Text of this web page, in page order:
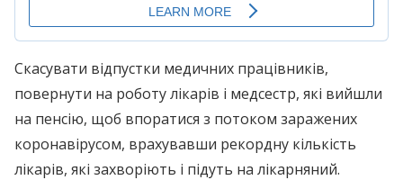
Скасувати відпустки медичних працівників,
повернути на роботу лікарів і медсестр, які вийшли
на пенсію, щоб впоратися з потоком заражених
коронавірусом, врахувавши рекордну кількість
лікарів, які захворіють і підуть на лікарняний.